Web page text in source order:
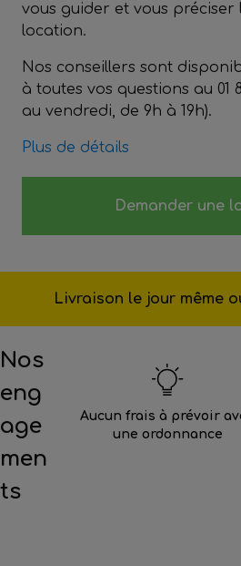
vous guider et vous préciser
location.
Nos conseillers sont
à toutes vos questions au 01
au vendredi, de 9h à 19h).
Plus de détails
Demander une
Livraison le jour même
Nos
eng
age
men
ts
Aucun frais à prévoir
une ordonnance